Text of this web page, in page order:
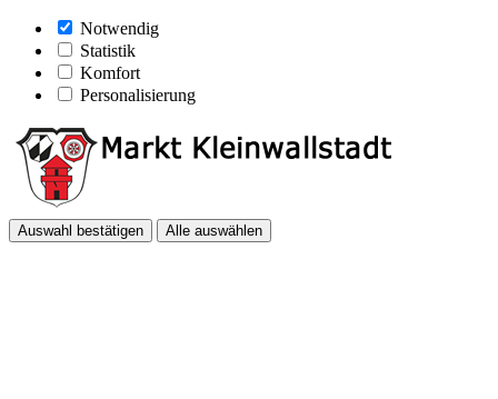
Notwendig
Statistik
Komfort
Personalisierung
Auswahl bestätigen Alle auswählen